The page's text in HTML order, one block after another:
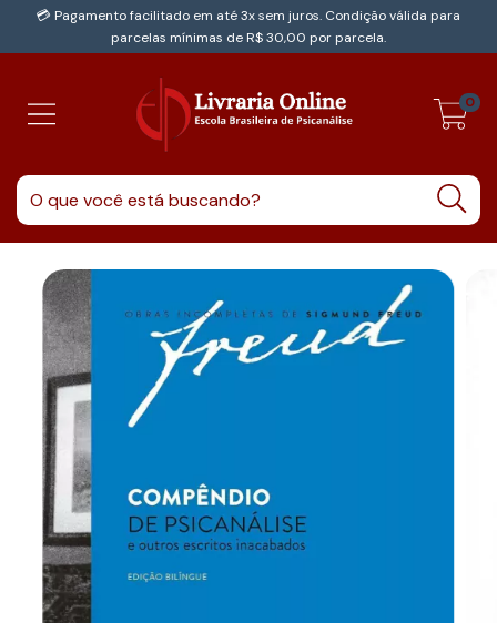
💳 Pagamento facilitado em até 3x sem juros. Condição válida para
parcelas mínimas de R$ 30,00 por parcela.
0